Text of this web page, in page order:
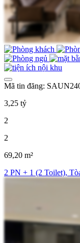
Mã tin đăng:
3,25 tỷ
2
2
69,20 m²
2 PN + 1 (2 Toilet),